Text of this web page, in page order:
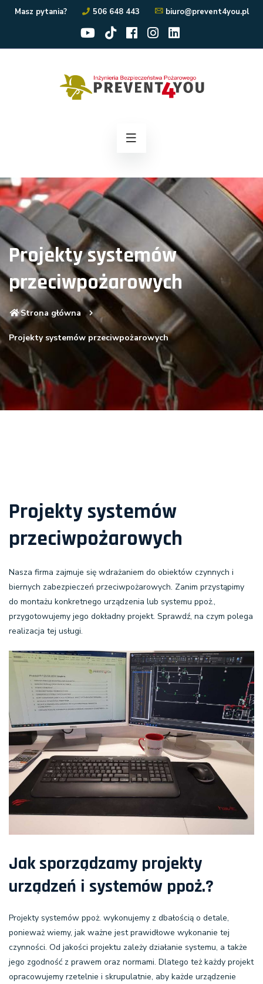
Masz pytania? 506 648 443 biuro@prevent4you.pl
Projekty systemów
przeciwpożarowych
Strona główna
Projekty systemów przeciwpożarowych
Projekty systemów
przeciwpożarowych
Nasza firma zajmuje się wdrażaniem do obiektów czynnych i
biernych zabezpieczeń przeciwpożarowych. Zanim przystąpimy
do montażu konkretnego urządzenia lub systemu ppoż.,
przygotowujemy jego dokładny projekt. Sprawdź, na czym polega
realizacja tej usługi.
Jak sporządzamy projekty
urządzeń i systemów ppoż.?
Projekty systemów ppoż. wykonujemy z dbałością o detale,
ponieważ wiemy, jak ważne jest prawidłowe wykonanie tej
czynności. Od jakości projektu zależy działanie systemu, a także
jego zgodność z prawem oraz normami. Dlatego też każdy projekt
opracowujemy rzetelnie i skrupulatnie, aby każde urządzenie